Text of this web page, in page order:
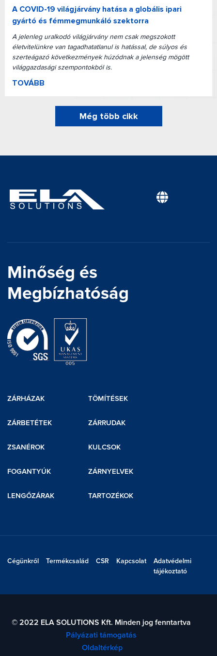
A COVID-19 világjárvány hatása a globális ipari
gyártó és fémmegmunkáló szektorra
A jelenleg uralkodó világjárvány nem csak megszokott
életvitelünkre van tagadhatatlanul is hatással, de súlyos és
szerteágazó következmények húzódnak a jelenség mögött
világgazdasági szempontokból is.
TOVÁBB
Még több cikk
Minőség és
Megbízhatóság
ZÁRHÁZAK
ZÁRBETÉTEK
ZSANÉROK
FOGANTYÚK
LENGŐZÁRAK
TÖMÍTÉSEK
ZÁRRUDAK
KULCSOK
ZÁRNYELVEK
TARTOZÉKOK
Cégünkről Termékcsalád CSR Kapcsolat
Adatvédelmi
tájékoztató
© 2022 ELA SOLUTIONS Kft. Minden jog fenntartva
Pályázati támogatás
Oldaltérkép